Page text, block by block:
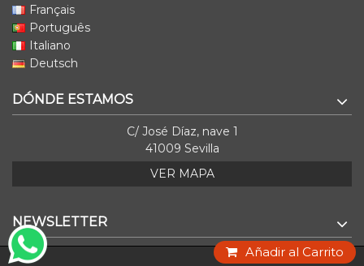
Français
Português
Italiano
Deutsch
DÓNDE ESTAMOS
C/ José Díaz, nave 1
41009 Sevilla
VER MAPA
NEWSLETTER
Añadir al Carrito